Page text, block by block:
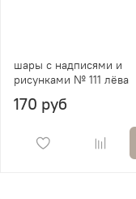
шары с надписями и
рисунками № 111 лёва
170 руб